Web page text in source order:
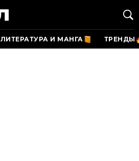
ЛИТЕРАТУРА И МАНГА ТРЕНДЫ